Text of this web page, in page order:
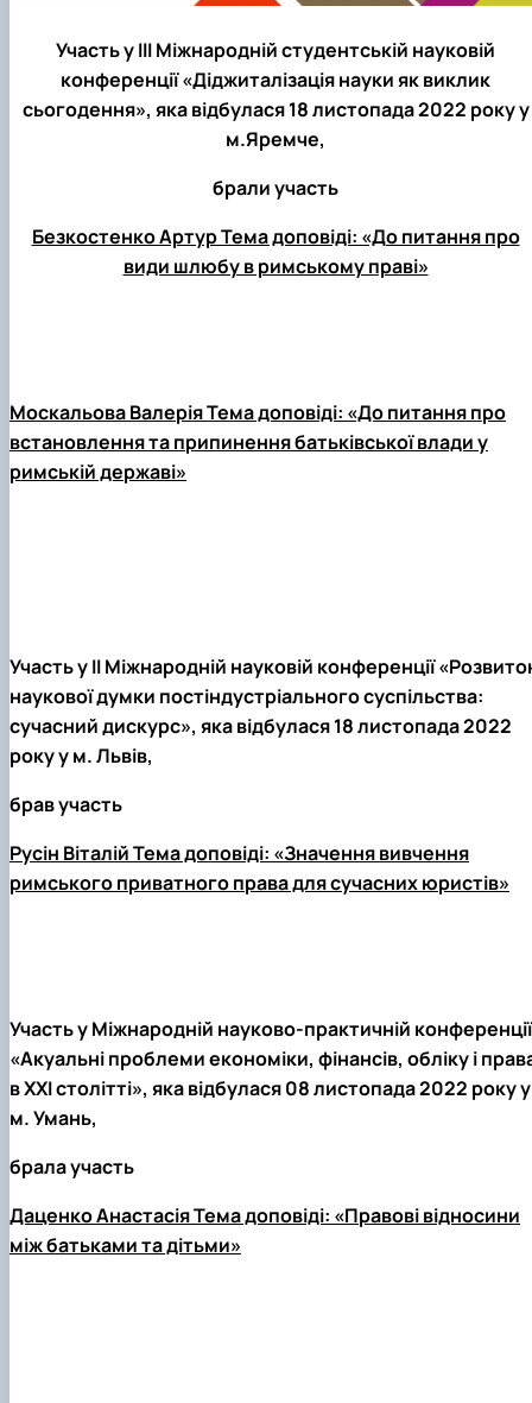
Участь у ІІІ Міжнародній студентській науковій
конференції «Діджиталізація науки як виклик
сьогодення», яка відбулася 18 листопада 2022 року у
м.Яремче,
брали участь
Безкостенко Артур Тема доповіді: «До питання про
види шлюбу в римському праві»
Москальова Валерія Тема доповіді: «До питання про
встановлення та припинення батьківської влади у
римській державі»
Участь у ІІ Міжнародній науковій конференції
наукової думки постіндустріального суспільства:
сучасний дискурс», яка відбулася 18 листопада 2022
року у м. Львів,
брав участь
Русін Віталій Тема доповіді: «Значення вивчення
римського приватного права для сучасних юристів»
Участь у Міжнародній науково-практичній конференції
«Акуальні проблеми економіки, фінансів, обліку і
в ХХІ столітті», яка відбулася 08 листопада 2022 року у
м. Умань,
брала участь
Даценко Анастасія Тема доповіді: «Правові відносини
між батьками та дітьми»